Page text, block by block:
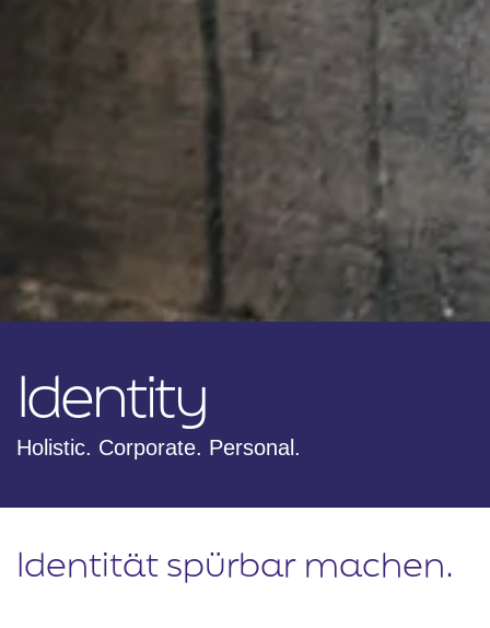
Identity
Holistic. Corporate. Personal.
Identität spürbar machen.